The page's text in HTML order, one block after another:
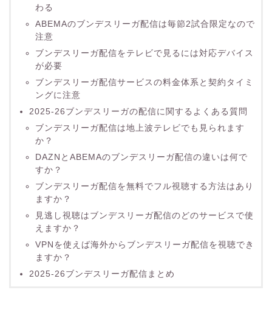
わる
ABEMAのブンデスリーガ配信は毎節2試合限定なので
注意
ブンデスリーガ配信をテレビで見るには対応デバイス
が必要
ブンデスリーガ配信サービスの料金体系と契約タイミ
ングに注意
2025-26ブンデスリーガの配信に関するよくある質問
ブンデスリーガ配信は地上波テレビでも見られます
か？
DAZNとABEMAのブンデスリーガ配信の違いは何で
すか？
ブンデスリーガ配信を無料でフル視聴する方法はあり
ますか？
見逃し視聴はブンデスリーガ配信のどのサービスで使
えますか？
VPNを使えば海外からブンデスリーガ配信を視聴でき
ますか？
2025-26ブンデスリーガ配信まとめ